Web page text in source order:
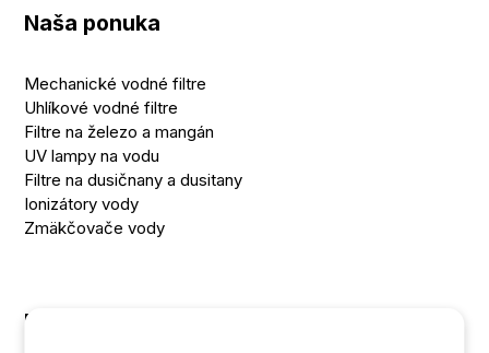
Naša ponuka
Mechanické vodné filtre
Uhlíkové vodné filtre
Filtre na železo a mangán
UV lampy na vodu
Filtre na dusičnany a dusitany
Ionizátory vody
Zmäkčovače vody
Kontakt